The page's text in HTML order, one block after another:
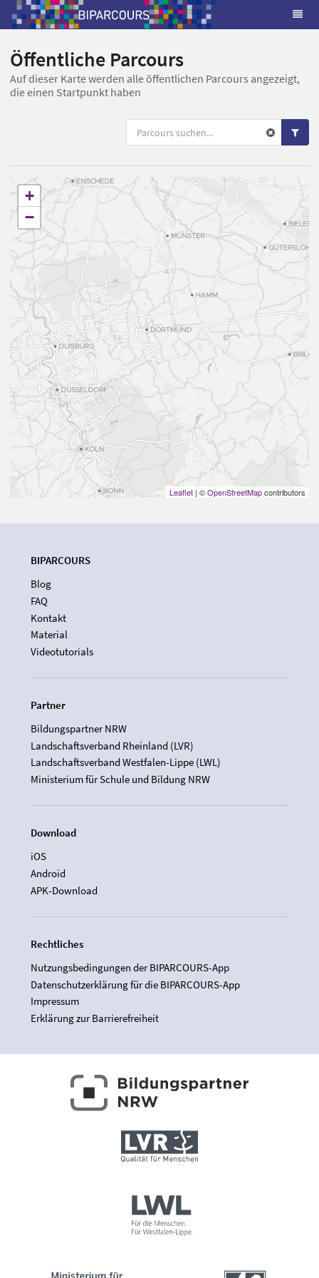
Öffentliche Parcours
Auf dieser Karte werden alle öffentlichen Parcours angezeigt,
die einen Startpunkt haben
+
−
Leaflet | ©OpenStreetMapcontributors
BIPARCOURS
Blog
FAQ
Kontakt
Material
Videotutorials
Partner
Bildungspartner NRW
Landschaftsverband Rheinland (LVR)
Landschaftsverband Westfalen-Lippe (LWL)
Ministerium für Schule und Bildung NRW
Download
iOS
Android
APK-Download
Rechtliches
Nutzungsbedingungen der BIPARCOURS-App
Datenschutzerklärung für die BIPARCOURS-App
Impressum
Erklärung zur Barrierefreiheit